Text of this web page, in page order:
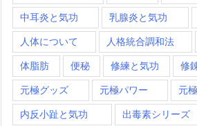
中耳炎と気功 乳腺炎と気功
人体について 人格統合調和法
体脂肪 便秘 修練と気功 修
元極グッズ 元極パワー 元
内反小趾と気功 出毒素シリーズ